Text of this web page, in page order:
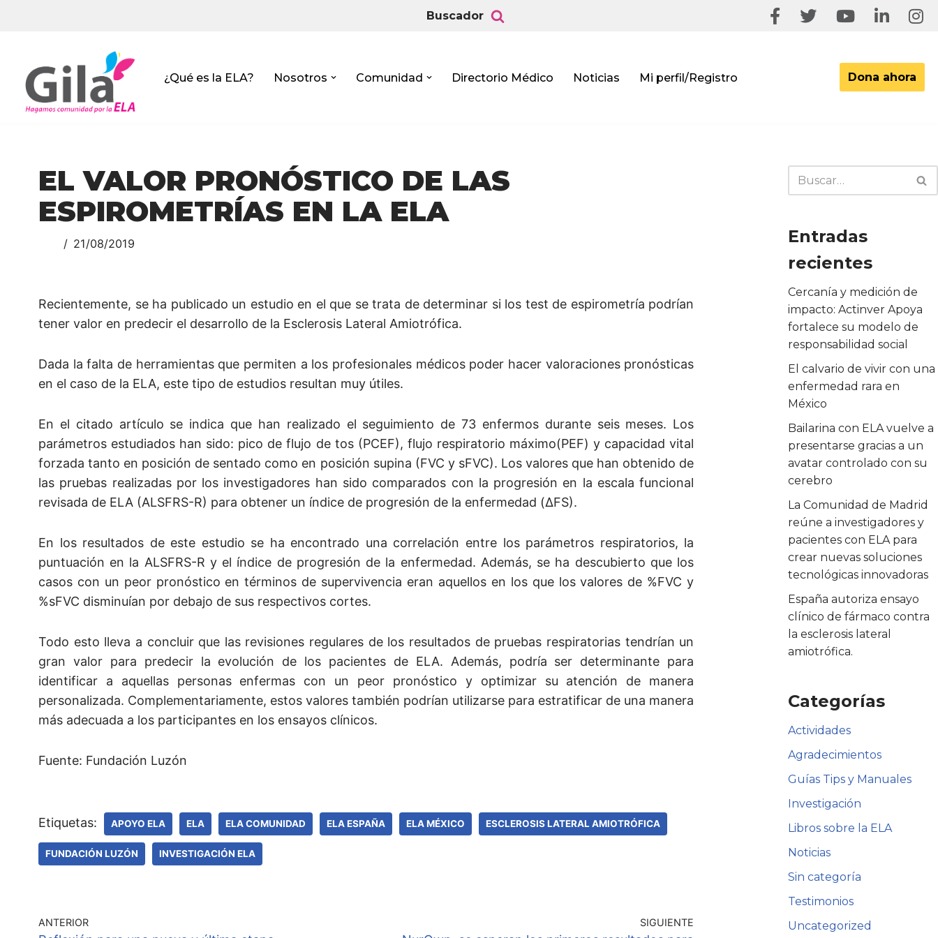
contenido
Buscador
¿Qué es la ELA? Nosotros Comunidad Directorio Médico Noticias Mi perfil/Registro Dona ahora
EL VALOR PRONÓSTICO DE LAS
ESPIROMETRÍAS EN LA ELA
21/08/2019
Recientemente, se ha publicado un estudio en el que se trata de determinar si los test de espirometría podrían
tener valor en predecir el desarrollo de la Esclerosis Lateral Amiotrófica.
Dada la falta de herramientas que permiten a los profesionales médicos poder hacer valoraciones pronósticas
en el caso de la ELA, este tipo de estudios resultan muy útiles.
En el citado artículo se indica que han realizado el seguimiento de 73 enfermos durante seis meses. Los
parámetros estudiados han sido: pico de flujo de tos (PCEF), flujo respiratorio máximo(PEF) y capacidad vital
forzada tanto en posición de sentado como en posición supina (FVC y sFVC). Los valores que han obtenido de
las pruebas realizadas por los investigadores han sido comparados con la progresión en la escala funcional
revisada de ELA (ALSFRS-R) para obtener un índice de progresión de la enfermedad (ΔFS).
En los resultados de este estudio se ha encontrado una correlación entre los parámetros respiratorios, la
puntuación en la ALSFRS-R y el índice de progresión de la enfermedad. Además, se ha descubierto que los
casos con un peor pronóstico en términos de supervivencia eran aquellos en los que los valores de %FVC y
%sFVC disminuían por debajo de sus respectivos cortes.
Todo esto lleva a concluir que las revisiones regulares de los resultados de pruebas respiratorias tendrían un
gran valor para predecir la evolución de los pacientes de ELA. Además, podría ser determinante para
identificar a aquellas personas enfermas con un peor pronóstico y optimizar su atención de manera
personalizada. Complementariamente, estos valores también podrían utilizarse para estratificar de una manera
más adecuada a los participantes en los ensayos clínicos.
Fuente: Fundación Luzón
Etiquetas: APOYO ELA ELA ELA COMUNIDAD ELA ESPAÑA ELA MÉXICO ESCLEROSIS LATERAL AMIOTRÓFICA
FUNDACIÓN LUZÓN INVESTIGACIÓN ELA
ANTERIOR SIGUIENTE
Entradas
recientes
Cercanía y medición de
impacto: Actinver Apoya
fortalece su modelo de
responsabilidad social
El calvario de vivir con una
enfermedad rara en
México
Bailarina con ELA vuelve a
presentarse gracias a un
avatar controlado con su
cerebro
La Comunidad de Madrid
reúne a investigadores y
pacientes con ELA para
crear nuevas soluciones
tecnológicas innovadoras
España autoriza ensayo
clínico de fármaco contra
la esclerosis lateral
amiotrófica.
Categorías
Actividades
Agradecimientos
Guías Tips y Manuales
Investigación
Libros sobre la ELA
Noticias
Sin categoría
Testimonios
Uncategorized